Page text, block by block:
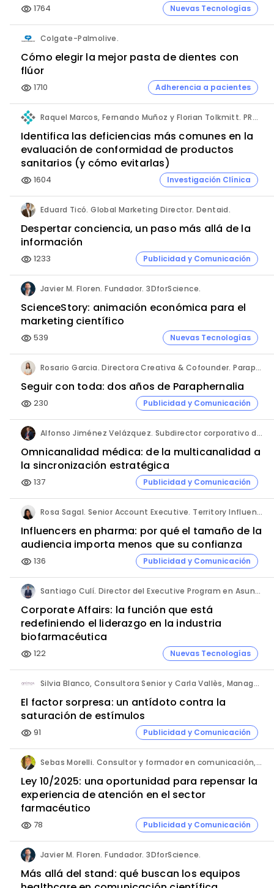
visibility 1764 Nuevas Tecnologías
Colgate-Palmolive.
Cómo elegir la mejor pasta de dientes con
flúor
visibility 1710 Adherencia a pacientes
Raquel Marcos, Fernando Muñoz y Florian Tolkmitt. PRO-LIANCE GLOBAL SOLUTIONS GmbH.
Identifica las deficiencias más comunes en la
evaluación de conformidad de productos
sanitarios (y cómo evitarlas)
visibility 1604 Investigación Clínica
Eduard Ticó. Global Marketing Director. Dentaid.
Despertar conciencia, un paso más allá de la
información
visibility 1233 Publicidad y Comunicación
Javier M. Floren. Fundador. 3DforScience.
ScienceStory: animación económica para el
marketing científico
visibility 539 Nuevas Tecnologías
Rosario Garcia. Directora Creativa & Cofounder. Paraphernalia.
Seguir con toda: dos años de Paraphernalia
visibility 230 Publicidad y Comunicación
Alfonso Jiménez Velázquez. Subdirector corporativo de Marketing y Publicidad. Grupo Ultra Laboratorios.
Omnicanalidad médica: de la multicanalidad a
la sincronización estratégica
visibility 137 Publicidad y Comunicación
Rosa Sagal. Senior Account Executive. Territory Influence.
Influencers en pharma: por qué el tamaño de la
audiencia importa menos que su confianza
visibility 136 Publicidad y Comunicación
Santiago Culí. Director del Executive Program en Asuntos Públicos y Comunicación en la Industria Farmacéutica de Cesif.
Corporate Affairs: la función que está
redefiniendo el liderazgo en la industria
biofarmacéutica
visibility 122 Nuevas Tecnologías
Silvia Blanco, Consultora Senior y Carla Vallès, Manager Senior. ANIMA.
El factor sorpresa: un antídoto contra la
saturación de estímulos
visibility 91 Publicidad y Comunicación
Sebas Morelli. Consultor y formador en comunicación, atención al cliente, liderazgo y ventas.
Ley 10/2025: una oportunidad para repensar la
experiencia de atención en el sector
farmacéutico
visibility 78 Publicidad y Comunicación
Javier M. Floren. Fundador. 3DforScience.
Más allá del stand: qué buscan los equipos